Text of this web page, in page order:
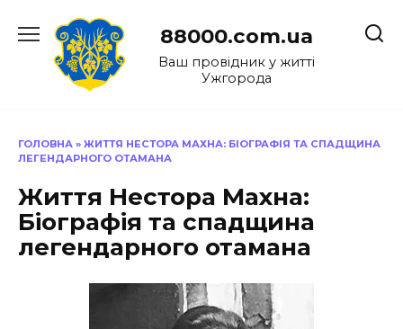
до
88000.com.ua
Ваш провідник у житті
Ужгорода
ГОЛОВНА » ЖИТТЯ НЕСТОРА МАХНА: БІОГРАФІЯ ТА СПАДЩИНА
ЛЕГЕНДАРНОГО ОТАМАНА
Життя Нестора Махна:
Біографія та спадщина
легендарного отамана